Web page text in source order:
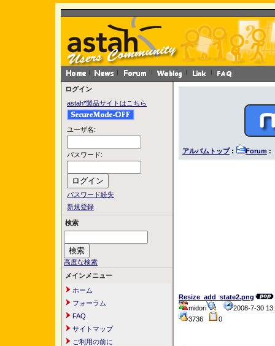
ログイン
astah*製品サイトはこちら
ユーザ名:
パスワード:
パスワード紛失
新規登録
検索
高度な検索
メインメニュー
ホーム
フォーラム
FAQ
サイトマップ
ご利用の前に
アルバムトップ: Forum :
Resize_add_state2.png
midori
2008-7-30
3736
0